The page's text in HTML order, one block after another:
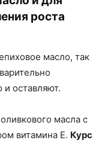
роста
масло, так
оставляют.
масла с
витамина Е. Курс